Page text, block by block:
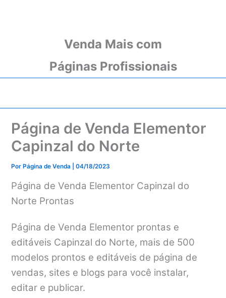
Venda Mais com
Páginas Profissionais
Página de Venda Elementor
Capinzal do Norte
Por Página de Venda |04/18/2023
Página de Venda Elementor Capinzal do
Norte Prontas
Página de Venda Elementor prontas e
editáveis Capinzal do Norte, mais de 500
modelos prontos e editáveis de página de
vendas, sites e blogs para você instalar,
editar e publicar.